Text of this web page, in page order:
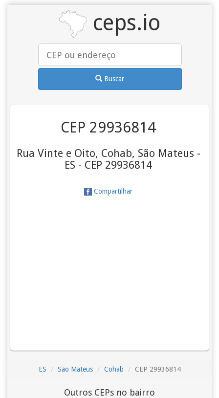
ceps.io
Buscar
CEP 29936814
Rua Vinte e Oito, Cohab, São Mateus -
ES - CEP 29936814
Compartilhar
ES São Mateus Cohab CEP 29936814
Outros CEPs no bairro